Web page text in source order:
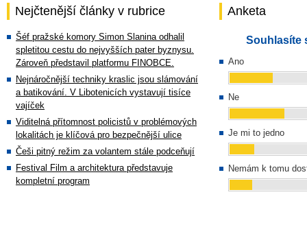
Nejčtenější články v rubrice
Šéf pražské komory Simon Slanina odhalil
spletitou cestu do nejvyšších pater byznysu.
Zároveň představil platformu FINOBCE.
Nejnáročnější techniky kraslic jsou slámování
a batikování. V Libotenicích vystavují tisíce
vajíček
Viditelná přítomnost policistů v problémových
lokalitách je klíčová pro bezpečnější ulice
Češi pitný režim za volantem stále podceňují
Festival Film a architektura představuje
kompletní program
Anketa
Souhlasíte
Ano
Ne
Je mi to jedno
Nemám k tomu